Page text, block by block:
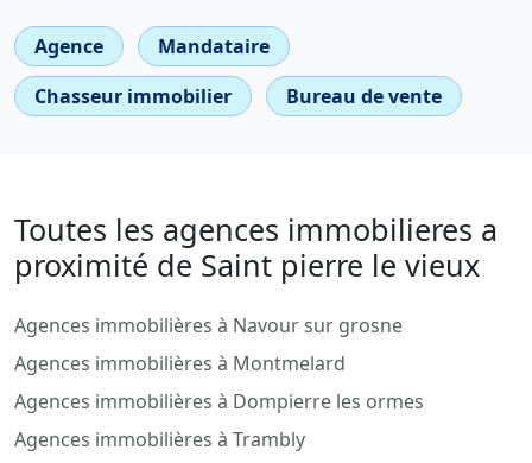
Agence
Mandataire
Chasseur immobilier
Bureau de vente
Toutes les agences immobilieres a
proximité de Saint pierre le vieux
Agences immobilières à Navour sur grosne
Agences immobilières à Montmelard
Agences immobilières à Dompierre les ormes
Agences immobilières à Trambly